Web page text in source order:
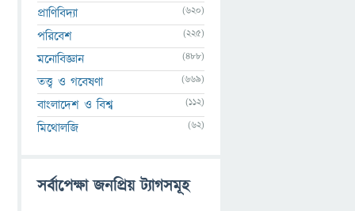
প্রাণিবিদ্যা (620)
পরিবেশ (225)
মনোবিজ্ঞান (488)
তত্ত্ব ও গবেষণা (669)
বাংলাদেশ ও বিশ্ব (112)
মিথোলজি (62)
সর্বাপেক্ষা জনপ্রিয় ট্যাগসমূহ